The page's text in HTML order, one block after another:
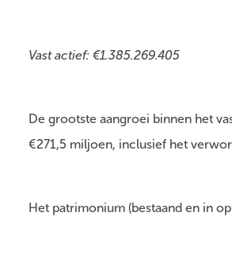
Vast actief: €1.385.269.405
De grootste aangroei binnen het
€271,5 miljoen, inclusief het
Het patrimonium (bestaand en in